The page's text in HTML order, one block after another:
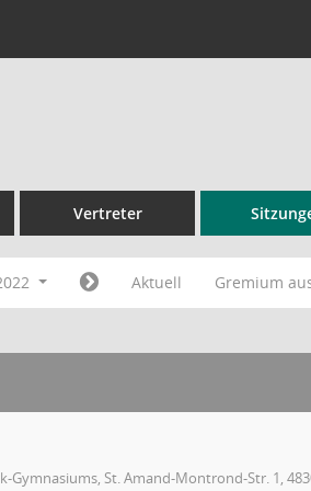
Vertreter
Aktuell Gremium
Gymnasiums, St. Amand-Montrond-Str. 1,